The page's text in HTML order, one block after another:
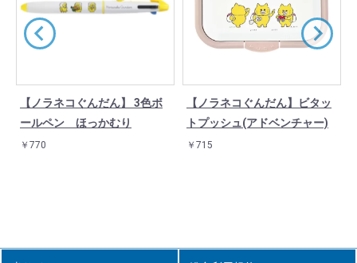
【ノラネコぐんだん】 3色ボ
ールペン ほっかむり
￥770
【ノラネコぐんだん】ビタッ
トプッシュ(アドベンチャー)
￥715